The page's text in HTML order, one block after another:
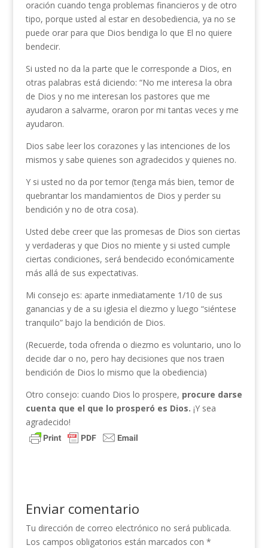
oración cuando tenga problemas financieros y de otro
tipo, porque usted al estar en desobediencia, ya no se
puede orar para que Dios bendiga lo que El no quiere
bendecir.
Si usted no da la parte que le corresponde a Dios, en
otras palabras está diciendo: “No me interesa la obra
de Dios y no me interesan los pastores que me
ayudaron a salvarme, oraron por mi tantas veces y me
ayudaron.
Dios sabe leer los corazones y las intenciones de los
mismos y sabe quienes son agradecidos y quienes no.
Y si usted no da por temor (tenga más bien, temor de
quebrantar los mandamientos de Dios y perder su
bendición y no de otra cosa).
Usted debe creer que las promesas de Dios son ciertas
y verdaderas y que Dios no miente y si usted cumple
ciertas condiciones, será bendecido económicamente
más allá de sus expectativas.
Mi consejo es: aparte inmediatamente 1/10 de sus
ganancias y de a su iglesia el diezmo y luego “siéntese
tranquilo” bajo la bendición de Dios.
(Recuerde, toda ofrenda o diezmo es voluntario, uno lo
decide dar o no, pero hay decisiones que nos traen
bendición de Dios lo mismo que la obediencia)
Otro consejo: cuando Dios lo prospere, procure darse
cuenta que el que lo prosperó es Dios. ¡Y sea
agradecido!
Enviar comentario
Tu dirección de correo electrónico no será publicada.
Los campos obligatorios están marcados con *